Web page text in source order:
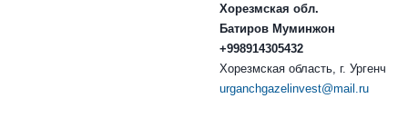
Хорезмская обл.
Батиров Муминжон
+998914305432
Хорезмская область, г. Ургенч
urganchgazelinvest@mail.ru